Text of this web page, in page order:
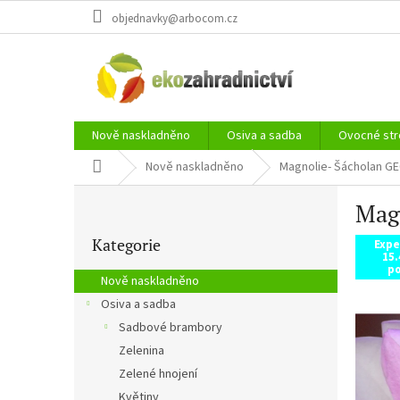
objednavky@arbocom.cz
Nově naskladněno Osiva a sadba Ovocné
Domů Nově naskladněno Magnolie- Šácholan
r
a
kategorie
Kategorie
Nově naskladněno
Osiva a sadba
Sadbové brambory
Zelenina
Zelené hnojení